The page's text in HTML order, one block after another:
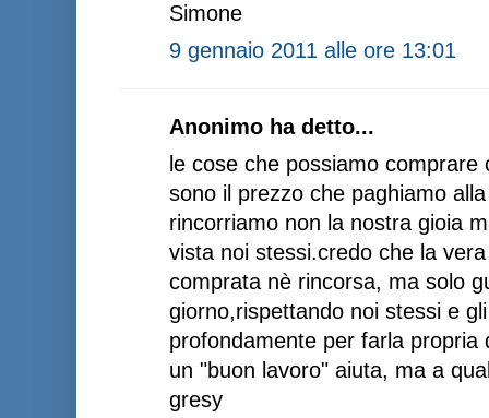
Simone
9 gennaio 2011 alle ore 13:01
Anonimo ha detto...
le cose che possiamo comprare
sono il prezzo che paghiamo
rincorriamo non la nostra gioia
vista noi stessi.credo che la
comprata nè rincorsa, ma solo
giorno,rispettando noi stessi e
profondamente per farla propria
un "buon lavoro" aiuta, ma a
gresy